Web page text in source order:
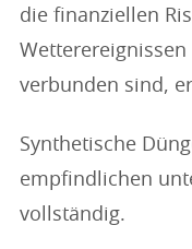
die finanziellen
verbunden sind,
Synthetische
empfindlichen
vollständig.